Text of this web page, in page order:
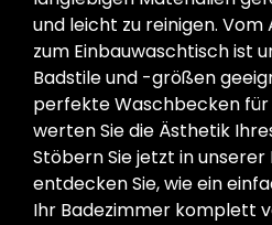
und leicht zu reinigen.
zum Einbauwaschtisch ist
Badstile und -größen
perfekte Waschbecken für
werten Sie die Ästhetik
Stöbern Sie jetzt in unserer
entdecken Sie, wie ein
Ihr Badezimmer komplett